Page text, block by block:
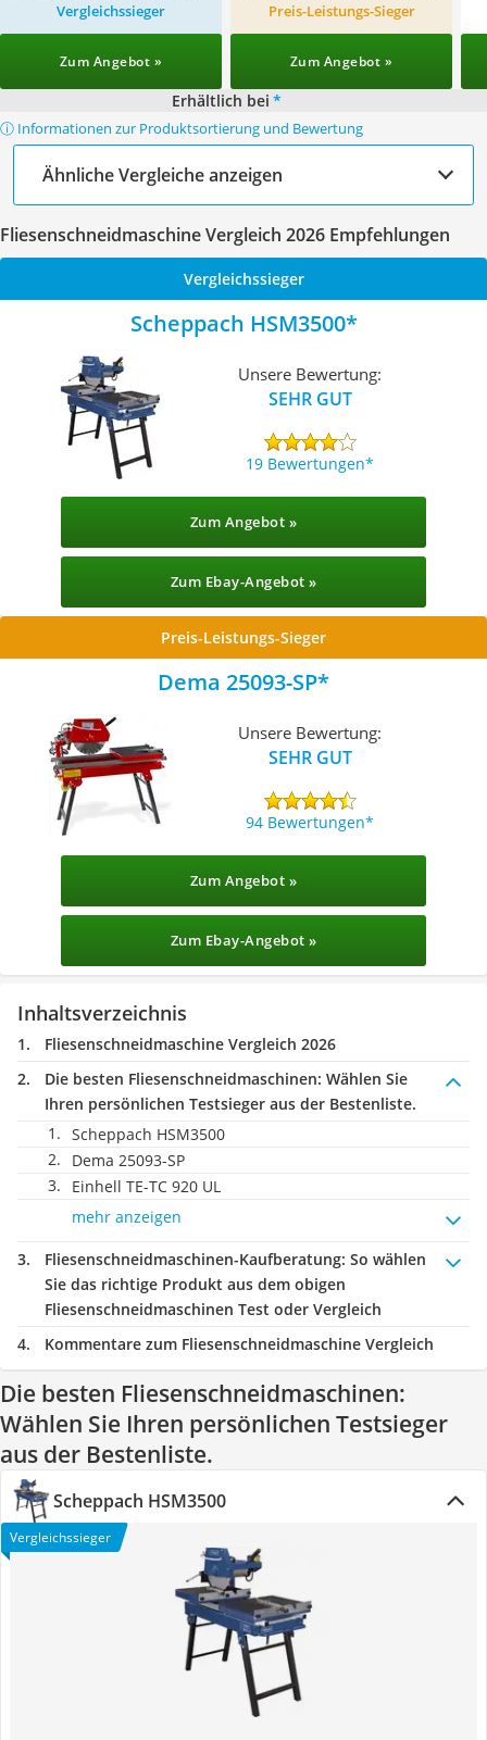
Vergleichssieger
Zum Angebot »
Preis-Leistungs-Sieger
Zum Angebot »
Erhältlich bei *
ⓘ Informationen zur Produktsortierung und Bewertung
Ähnliche Vergleiche anzeigen
Fliesenschneidmaschine Vergleich 2026 Empfehlungen
Vergleichssieger
Scheppach HSM3500
Unsere Bewertung:
SEHR GUT
19 Bewertungen
Zum Angebot »
Zum Ebay-Angebot »
Preis-Leistungs-Sieger
Dema ‎25093-SP
Unsere Bewertung:
SEHR GUT
94 Bewertungen
Zum Angebot »
Zum Ebay-Angebot »
Inhaltsverzeichnis
Fliesenschneidmaschine Vergleich 2026
Die besten Fliesenschneidmaschinen: Wählen Sie
Ihren persönlichen Testsieger aus der Bestenliste.
Scheppach HSM3500
Dema ‎25093-SP
Einhell TE-TC 920 UL
mehr anzeigen
Fliesenschneidmaschinen-Kaufberatung: So wählen
Sie das richtige Produkt aus dem obigen
Fliesenschneidmaschinen Test oder Vergleich
Kommentare zum Fliesenschneidmaschine Vergleich
Die besten Fliesenschneidmaschinen:
Wählen Sie Ihren persönlichen Testsieger
aus der Bestenliste.
Scheppach HSM3500
Vergleichssieger